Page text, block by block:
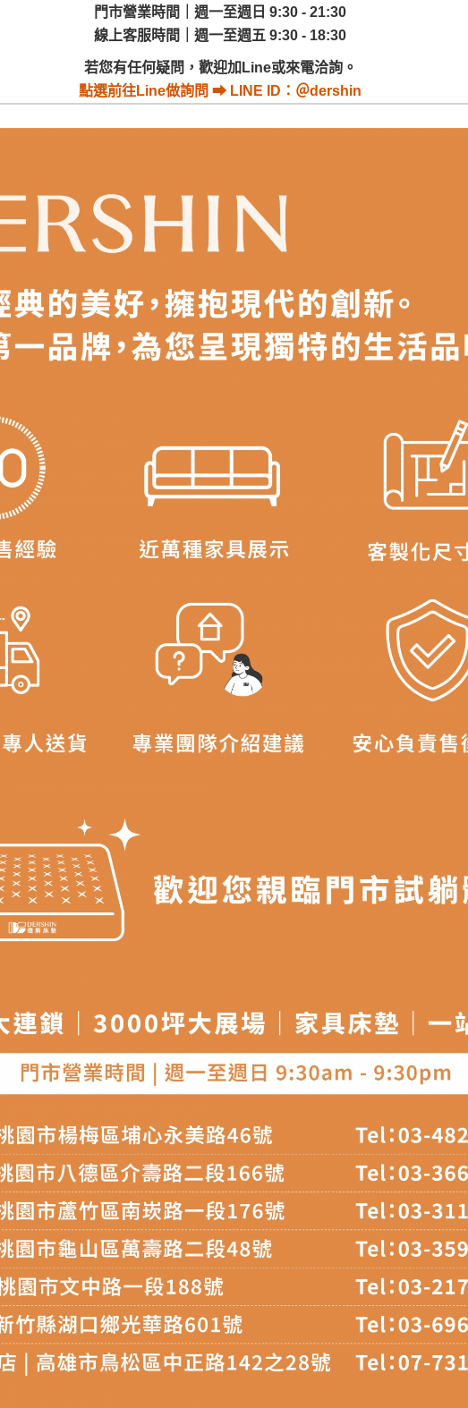
門市營業時間｜週一至週日 9:30 - 21:30
線上客服時間｜週一至週五 9:30 - 18:30
若您有任何疑問，歡迎加Line或來電洽詢。
點選前往Line做詢問 ⮕ LINE ID：＠dershin
。
佳、天候惡劣、過於偏遠之山區內等，或收貨地點搬運過於困難等因
成配送外，視狀況保有出貨的權利。
，以免浪費你的寶貴時間。
布之災害警報等不可抗力情事，而危及運送人員輸送之安全，本司得視狀
關運送 》
回收家俱可聯絡當地請清潔隊回收,免付費清運專線：0800-085-717
賞期(注意:鑑賞期非試用期)，若非商品品質瑕疵問題於鑑賞期內退貨之情
所及公開場合之商品則無享有商品一年保固之服務。
三日內完成付款，交易恕不殺價，商品均已最低價格售出